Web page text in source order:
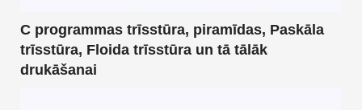
C programmas trīsstūra, piramīdas, Paskāla
trīsstūra, Floida trīsstūra un tā tālāk
drukāšanai